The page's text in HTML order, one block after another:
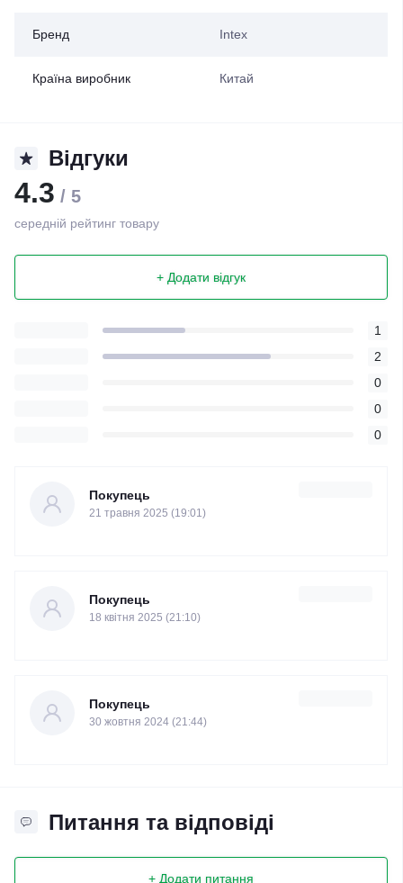
Бренд Intex
Країна виробник Китай
Відгуки
4.3 / 5
середній рейтинг товару
+ Додати відгук
1
2
0
0
0
Покупець
21 травня 2025 (19:01)
Покупець
18 квітня 2025 (21:10)
Покупець
30 жовтня 2024 (21:44)
Питання та відповіді
+ Додати питання